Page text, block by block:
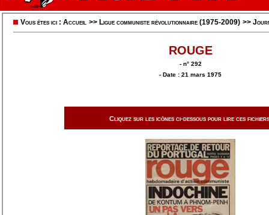
Vous êtes ici : Accueil >> Ligue communiste révolutionnaire (1975-2009) >>
ROUGE
- n° 292
- Date : 21 mars 1975
Cliquez sur les icônes ci-dessous pour lire ces